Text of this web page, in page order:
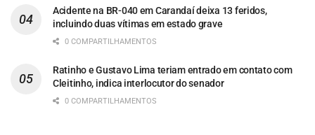
Acidente na BR-040 em Carandaí deixa 13 feridos,
incluindo duas vítimas em estado grave
0 COMPARTILHAMENTOS
Ratinho e Gustavo Lima teriam entrado em contato com
Cleitinho, indica interlocutor do senador
0 COMPARTILHAMENTOS